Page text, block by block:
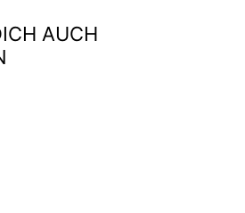
AUCH